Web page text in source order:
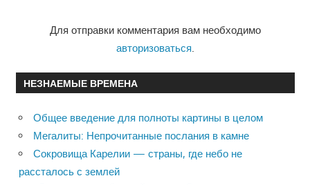
Для отправки комментария вам необходимо
авторизоваться
НЕЗНАЕМЫЕ ВРЕМЕНА
Общее введение для полноты картины в целом
Мегалиты: Непрочитанные послания в камне
Сокровища Карелии — страны, где небо не
рассталось с землей